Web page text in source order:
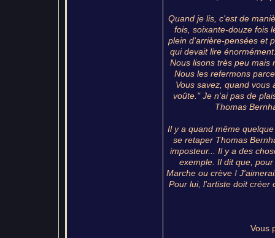
Quand je lis, c'est de
fois, soixante-douze fois
plein d'arrière-pensées et
qui devait lire
Nous lisons très peu mais
Nous les refermons
Vous savez, quand vous
voûte." Je n'ai pas de
Thomas
Il y a quand même
se retaper Thomas
imposteur... Il y a des
exemple. Il dit que,
Marche ou crève !
Pour lui, l'artiste doit créer
Vous